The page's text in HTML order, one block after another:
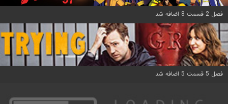
فصل 2 قسمت 8 اضافه شد
فصل 5 قسمت 5 اضافه شد